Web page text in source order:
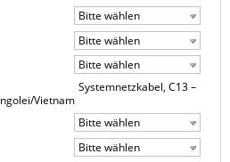
Bitte wählen
Bitte wählen
Bitte wählen
Systemnetzkabel, C13 –
Vietnam
Bitte wählen
Bitte wählen